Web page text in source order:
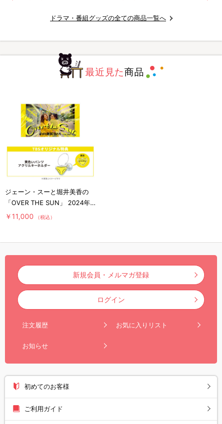
ドラマ・番組グッズの全ての商品一覧へ
最近見た商品
ジェーン・スーと堀井美香の
「OVER THE SUN」 2024年1
月公演『幸せの黄色い私たち』
￥11,000 （税込）
新規会員・メルマガ登録
ログイン
注文履歴 お気に入りリスト
お知らせ
初めてのお客様
ご利用ガイド